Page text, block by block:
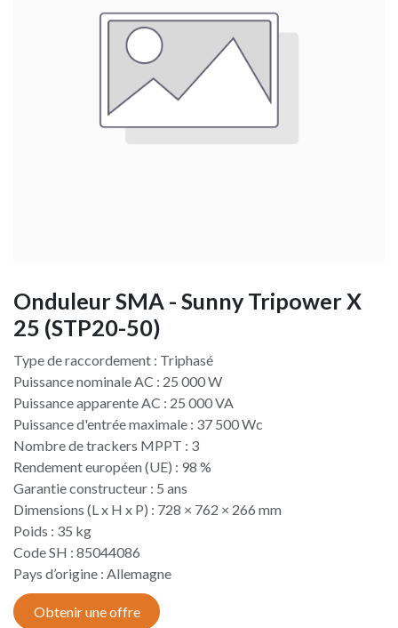
Onduleur SMA - Sunny Tripower X
25 (STP20-50)
Type de raccordement : Triphasé
Puissance nominale AC : 25 000 W
Puissance apparente AC : 25 000 VA
Puissance d'entrée maximale : 37 500 Wc
Nombre de trackers MPPT : 3
Rendement européen (UE) : 98 %
Garantie constructeur : 5 ans
Dimensions (L x H x P) : 728 × 762 × 266 mm
Poids : 35 kg
Code SH : 85044086
Pays d’origine : Allemagne​
Obtenir une offre